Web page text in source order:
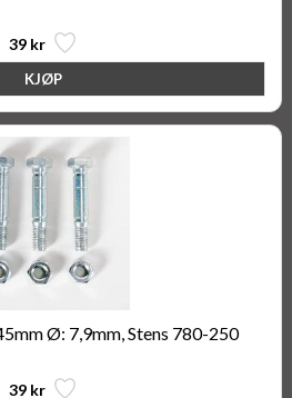
39 kr
Ø: 7,9mm, Stens 780-250
39 kr